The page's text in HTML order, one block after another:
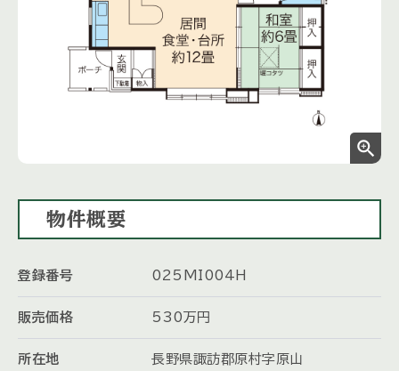
zoom_in
物件概要
登録番号 025MI004H
販売価格 530 万円
所在地 長野県諏訪郡原村字原山